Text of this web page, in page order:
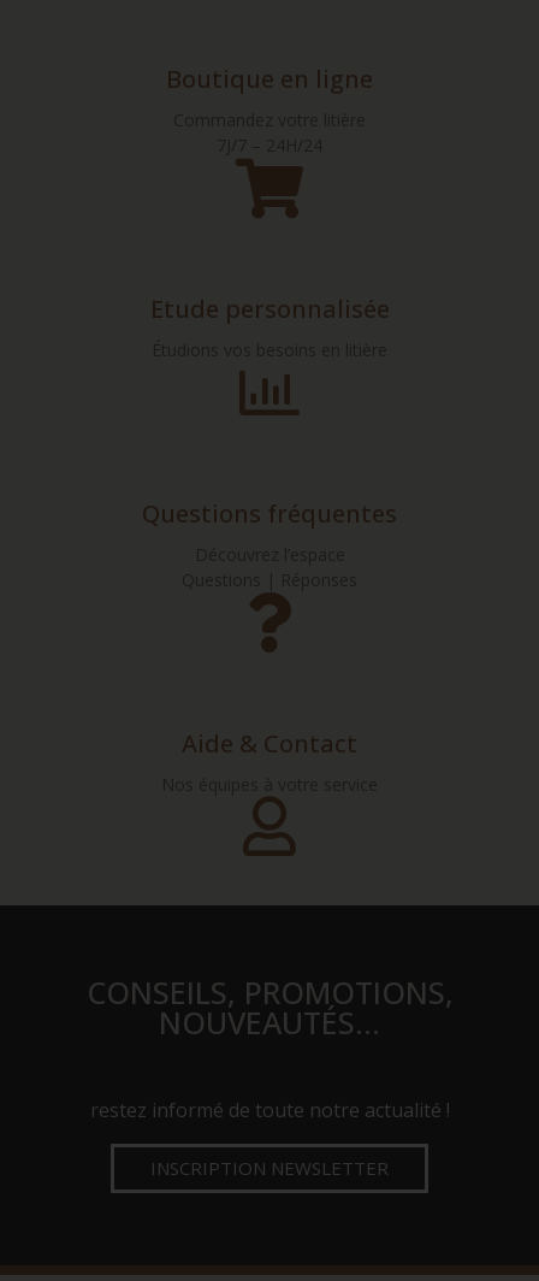
Boutique en ligne
Etude personnalisée
Questions fréquentes
Aide & Contact
CONSEILS, PROMOTIONS,
NOUVEAUTÉS…
restez informé de toute notre actualité !
INSCRIPTION NEWSLETTER